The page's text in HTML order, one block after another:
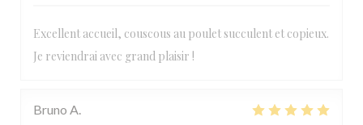
Excellent accueil, couscous au poulet succulent et copieux.
Je reviendrai avec grand plaisir !
Bruno A